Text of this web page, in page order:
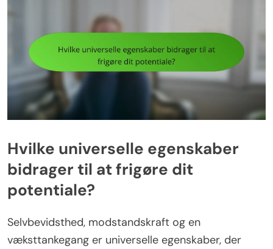
Hvilke universelle egenskaber
bidrager til at frigøre dit
potentiale?
Selvbevidsthed, modstandskraft og en
væksttankegang er universelle egenskaber, der